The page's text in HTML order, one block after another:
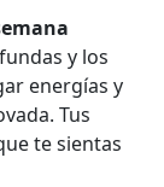
y los
energías y
Tus
te sientas